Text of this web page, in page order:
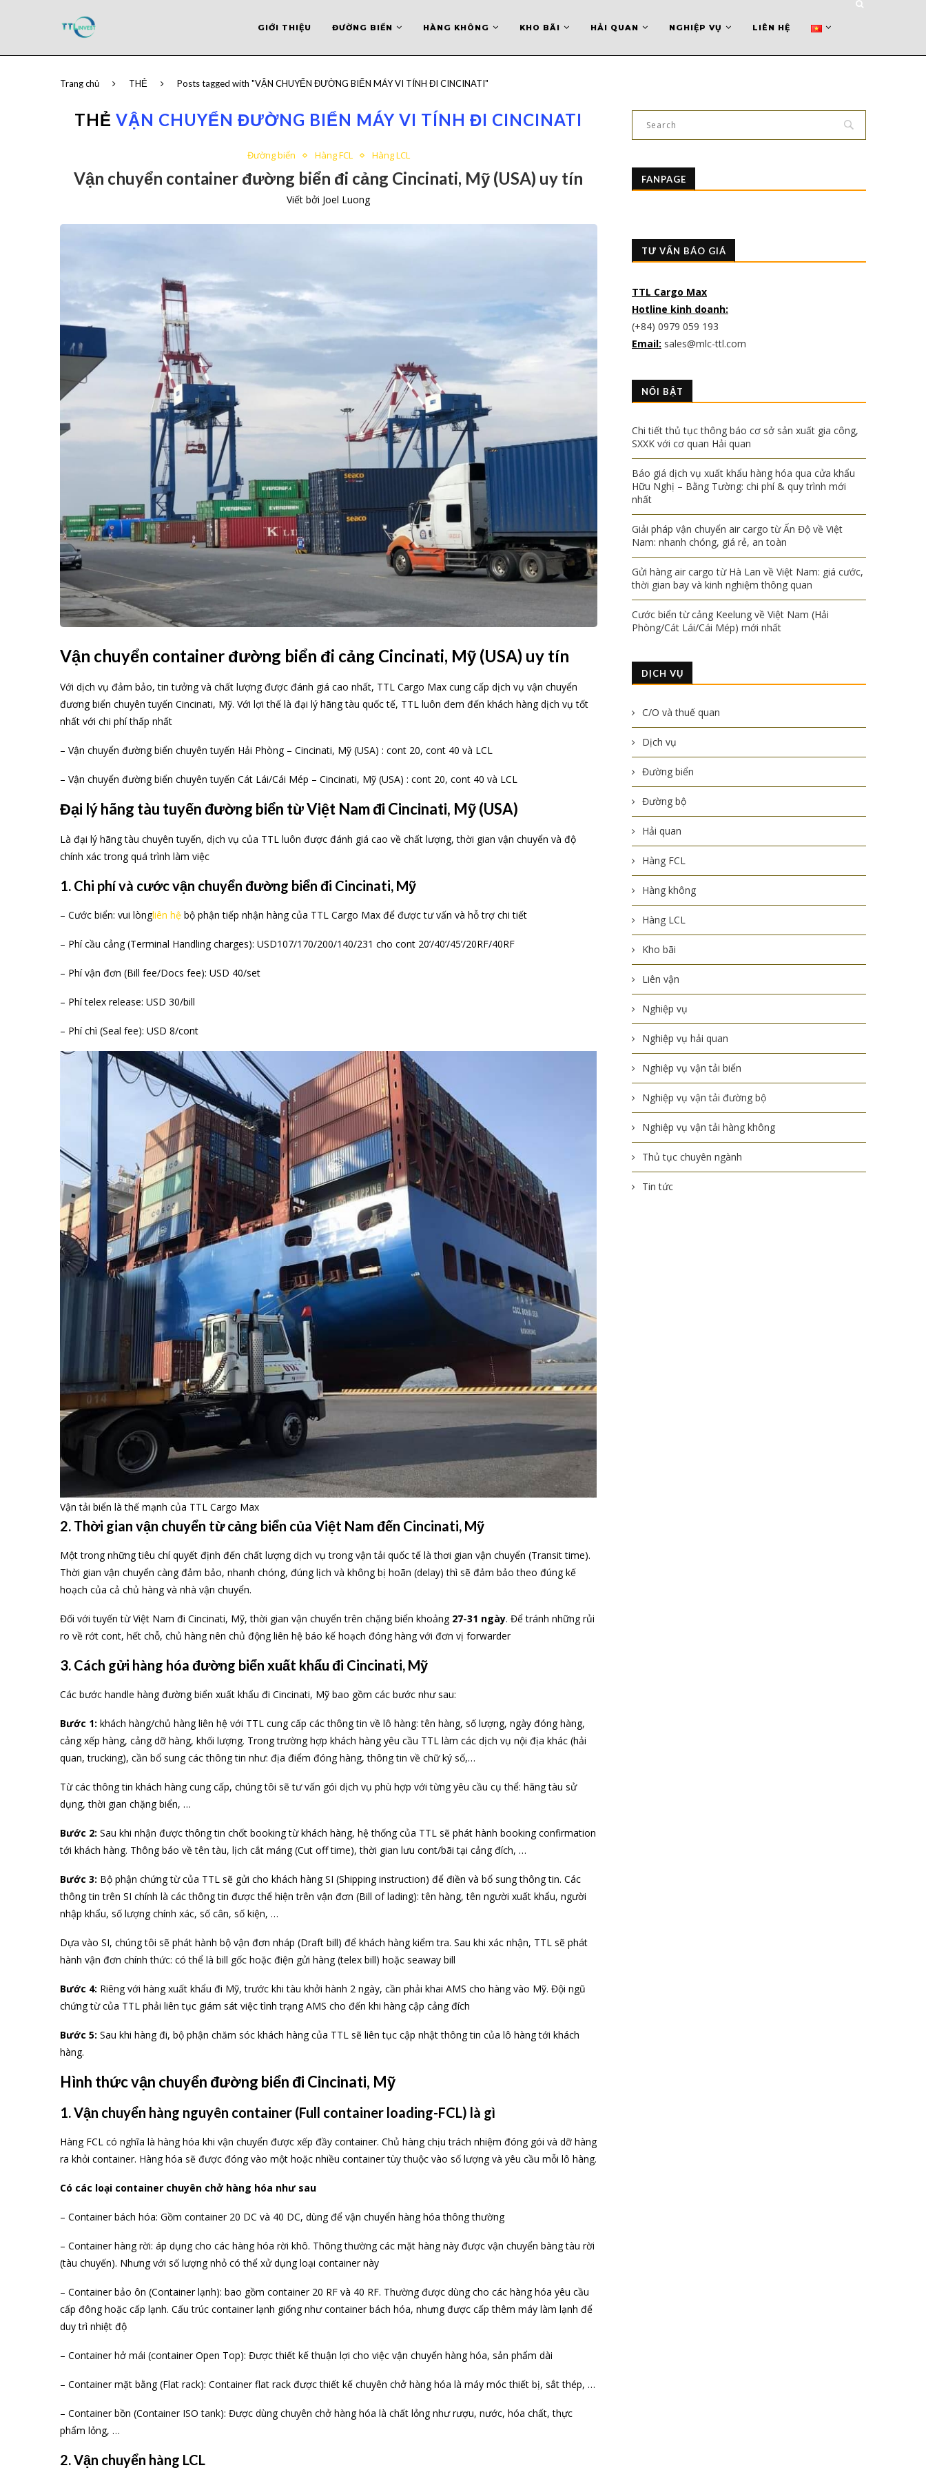
GIỚI THIỆU ĐƯỜNG BIỂN HÀNG KHÔNG KHO BÃI HẢI QUAN NGHIỆP VỤ LIÊN HỆ
Trang chủ THẺ Posts tagged with "VẬN CHUYỂN ĐƯỜNG BIỂN MÁY VI TÍNH ĐI CINCINATI"
THẺVẬN CHUYỂN ĐƯỜNG BIỂN MÁY VI TÍNH ĐI CINCINATI
Đường biển Hàng FCL Hàng LCL
Vận chuyển container đường biển đi cảng Cincinati, Mỹ (USA) uy tín
Viết bởi Joel Luong
Vận chuyển container đường biển đi cảng Cincinati, Mỹ (USA) uy tín
Với dịch vụ đảm bảo, tin tưởng và chất lượng được đánh giá cao nhất, TTL Cargo Max cung cấp dịch vụ vận chuyển
đương biển chuyên tuyến Cincinati, Mỹ. Với lợi thế là đại lý hãng tàu quốc tế, TTL luôn đem đến khách hàng dịch vụ tốt
nhất với chi phí thấp nhất
– Vận chuyển đường biển chuyên tuyến Hải Phòng – Cincinati, Mỹ (USA) : cont 20, cont 40 và LCL
– Vận chuyển đường biển chuyên tuyến Cát Lái/Cái Mép – Cincinati, Mỹ (USA) : cont 20, cont 40 và LCL
Đại lý hãng tàu tuyến đường biển từ Việt Nam đi Cincinati, Mỹ (USA)
Là đại lý hãng tàu chuyên tuyến, dịch vụ của TTL luôn được đánh giá cao về chất lượng, thời gian vận chuyển và độ
chính xác trong quá trình làm việc
1. Chi phí và cước vận chuyển đường biển đi Cincinati, Mỹ
– Cước biển: vui lòngliên hệ bộ phận tiếp nhận hàng của TTL Cargo Max để được tư vấn và hỗ trợ chi tiết
– Phí cầu cảng (Terminal Handling charges): USD107/170/200/140/231 cho cont 20’/40’/45’/20RF/40RF
– Phí vận đơn (Bill fee/Docs fee): USD 40/set
– Phí telex release: USD 30/bill
– Phí chì (Seal fee): USD 8/cont
Vận tải biển là thế mạnh của TTL Cargo Max
2. Thời gian vận chuyển từ cảng biển của Việt Nam đến Cincinati, Mỹ
Một trong những tiêu chí quyết định đến chất lượng dịch vụ trong vận tải quốc tế là thơi gian vận chuyển (Transit time).
Thời gian vận chuyển càng đảm bảo, nhanh chóng, đúng lịch và không bị hoãn (delay) thì sẽ đảm bảo theo đúng kế
hoạch của cả chủ hàng và nhà vận chuyển.
Đối với tuyến từ Việt Nam đi Cincinati, Mỹ, thời gian vận chuyển trên chặng biển khoảng 27-31 ngày. Để tránh những rủi
ro về rớt cont, hết chỗ, chủ hàng nên chủ động liên hệ báo kế hoạch đóng hàng với đơn vị forwarder
3. Cách gửi hàng hóa đường biển xuất khẩu đi Cincinati, Mỹ
Các bước handle hàng đường biển xuất khẩu đi Cincinati, Mỹ bao gồm các bước như sau:
Bước 1: khách hàng/chủ hàng liên hệ với TTL cung cấp các thông tin về lô hàng: tên hàng, số lượng, ngày đóng hàng,
cảng xếp hàng, cảng dỡ hàng, khối lượng. Trong trường hợp khách hàng yêu cầu TTL làm các dịch vụ nội địa khác (hải
quan, trucking), cần bổ sung các thông tin như: địa điểm đóng hàng, thông tin về chữ ký số,…
Từ các thông tin khách hàng cung cấp, chúng tôi sẽ tư vấn gói dịch vụ phù hợp với từng yêu cầu cụ thể: hãng tàu sử
dụng, thời gian chặng biển, …
Bước 2: Sau khi nhận được thông tin chốt booking từ khách hàng, hệ thống của TTL sẽ phát hành booking confirmation
tới khách hàng. Thông báo về tên tàu, lịch cắt máng (Cut off time), thời gian lưu cont/bãi tại cảng đích, …
Bước 3: Bộ phận chứng từ của TTL sẽ gửi cho khách hàng SI (Shipping instruction) để điền và bổ sung thông tin. Các
thông tin trên SI chính là các thông tin được thể hiện trên vận đơn (Bill of lading): tên hàng, tên người xuất khẩu, người
nhập khẩu, số lượng chính xác, số cân, số kiện, …
Dựa vào SI, chúng tôi sẽ phát hành bộ vận đơn nháp (Draft bill) để khách hàng kiểm tra. Sau khi xác nhận, TTL sẽ phát
hành vận đơn chính thức: có thể là bill gốc hoặc điện gửi hàng (telex bill) hoặc seaway bill
Bước 4: Riêng với hàng xuất khẩu đi Mỹ, trước khi tàu khởi hành 2 ngày, cần phải khai AMS cho hàng vào Mỹ. Đội ngũ
chứng từ của TTL phải liên tục giám sát việc tình trạng AMS cho đến khi hàng cập cảng đích
Bước 5: Sau khi hàng đi, bộ phận chăm sóc khách hàng của TTL sẽ liên tục cập nhật thông tin của lô hàng tới khách
hàng.
Hình thức vận chuyển đường biển đi Cincinati, Mỹ
1. Vận chuyển hàng nguyên container (Full container loading-FCL) là gì
Hàng FCL có nghĩa là hàng hóa khi vận chuyển được xếp đầy container. Chủ hàng chịu trách nhiệm đóng gói và dỡ hàng
ra khỏi container. Hàng hóa sẽ được đóng vào một hoặc nhiều container tùy thuộc vào số lượng và yêu cầu mỗi lô hàng.
Có các loại container chuyên chở hàng hóa như sau
– Container bách hóa: Gồm container 20 DC và 40 DC, dùng để vận chuyển hàng hóa thông thường
– Container hàng rời: áp dụng cho các hàng hóa rời khô. Thông thường các mặt hàng này được vận chuyển bàng tàu rời
(tàu chuyến). Nhưng với số lượng nhỏ có thể xử dụng loại container này
– Container bảo ôn (Container lạnh): bao gồm container 20 RF và 40 RF. Thường được dùng cho các hàng hóa yêu cầu
cấp đông hoặc cấp lạnh. Cấu trúc container lạnh giống như container bách hóa, nhưng được cấp thêm máy làm lạnh để
duy trì nhiệt độ
– Container hở mái (container Open Top): Được thiết kế thuận lợi cho việc vận chuyển hàng hóa, sản phẩm dài
– Container mặt bằng (Flat rack): Container flat rack được thiết kế chuyên chở hàng hóa là máy móc thiết bị, sắt thép, …
– Container bồn (Container ISO tank): Được dùng chuyên chở hàng hóa là chất lỏng như rượu, nước, hóa chất, thực
phẩm lỏng, …
2. Vận chuyển hàng LCL
FANPAGE
TƯ VẤN BÁO GIÁ
TTL Cargo Max
Hotline kinh doanh:
(+84) 0979 059 193
Email: sales@mlc-ttl.com
NỔI BẬT
Chi tiết thủ tục thông báo cơ sở sản xuất gia công,
SXXK với cơ quan Hải quan
Báo giá dịch vụ xuất khẩu hàng hóa qua cửa khẩu
Hữu Nghị – Bằng Tường: chi phí & quy trình mới
nhất
Giải pháp vận chuyển air cargo từ Ấn Độ về Việt
Nam: nhanh chóng, giá rẻ, an toàn
Gửi hàng air cargo từ Hà Lan về Việt Nam: giá cước,
thời gian bay và kinh nghiệm thông quan
Cước biển từ cảng Keelung về Việt Nam (Hải
Phòng/Cát Lái/Cái Mép) mới nhất
DỊCH VỤ
C/O và thuế quan
Dịch vụ
Đường biển
Đường bộ
Hải quan
Hàng FCL
Hàng không
Hàng LCL
Kho bãi
Liên vận
Nghiệp vụ
Nghiệp vụ hải quan
Nghiệp vụ vận tải biển
Nghiệp vụ vận tải đường bộ
Nghiệp vụ vận tải hàng không
Thủ tục chuyên ngành
Tin tức